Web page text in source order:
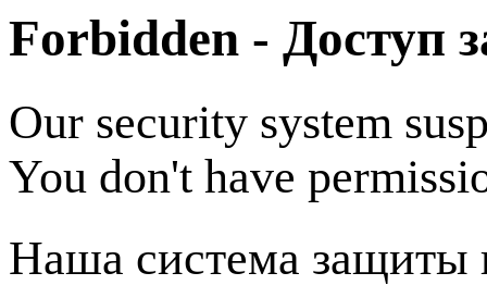
Forbidden - Доступ
Our security system
You don't have
Наша система защиты